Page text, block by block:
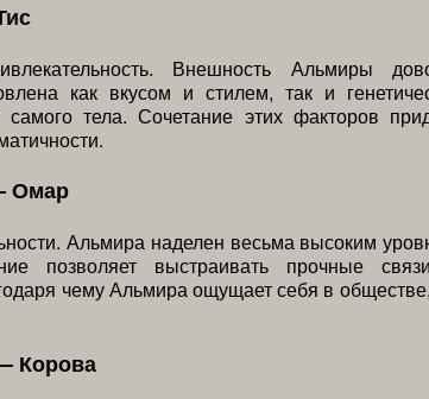
Внешность Альмиры
как вкусом и стилем, так и
самого тела. Сочетание этих факторов
Омар
Альмира наделен весьма высоким
позволяет выстраивать прочные
чему Альмира ощущает себя в
Корова